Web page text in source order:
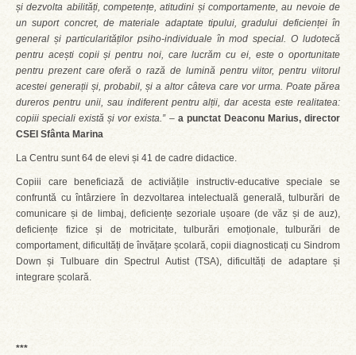
și dezvolta abilități, competențe, atitudini și comportamente, au nevoie de
un suport concret, de materiale adaptate tipului, gradului deficienței în
general și particularităților psiho-individuale în mod special. O ludotecă
pentru acești copii și pentru noi, care lucrăm cu ei, este o oportunitate
pentru prezent care oferă o rază de lumină pentru viitor, pentru viitorul
acestei generații și, probabil, și a altor câteva care vor urma. Poate părea
dureros pentru unii, sau indiferent pentru alții, dar acesta este realitatea:
copiii speciali există și vor exista.” – a punctat Deaconu Marius, director
CSEI Sfânta Marina
La Centru sunt 64 de elevi și 41 de cadre didactice.
Copiii care beneficiază de activiățile instructiv-educative speciale se
confruntă cu întârziere în dezvoltarea intelectuală generală, tulburări de
comunicare și de limbaj, deficiențe sezoriale ușoare (de văz și de auz),
deficiențe fizice și de motricitate, tulburări emoționale, tulburări de
comportament, dificultăți de învățare școlară, copii diagnosticați cu Sindrom
Down și Tulbuare din Spectrul Autist (TSA), dificultăți de adaptare și
integrare școlară.
***